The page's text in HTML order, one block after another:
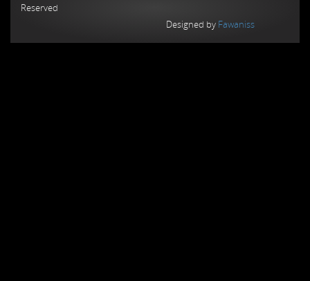
Reserved
Designed by Fawaniss